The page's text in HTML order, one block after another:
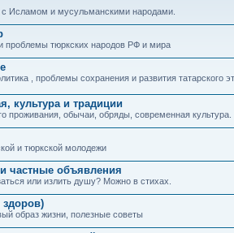
Исламом и мусульманскими народами.
проблемы тюркских народов РФ и мира
, проблемы сохранения и развития татарского
культура и традиции
проживания, обычаи, обряды, современная культура.
и тюркской молодежи
частные объявления
или излить душу? Можно в стихах.
образ жизни, полезные советы